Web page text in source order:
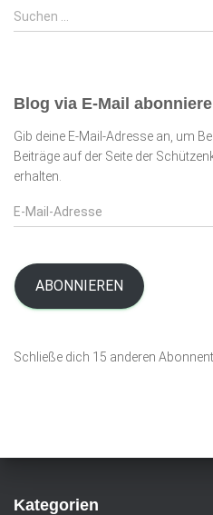
S
u
n
n
a
:
Suchen …
Blog via E-Mail
Gib deine E-Mail-Adresse an, um
Beiträge auf der Seite der
erhalten.
E
-
i
d
ABONNIEREN
Schließe dich 15 anderen
Kategorien